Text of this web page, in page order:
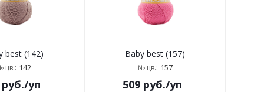
best (142)
цв.: 142
/уп
Baby best (157)
№ цв.: 157
509руб./уп